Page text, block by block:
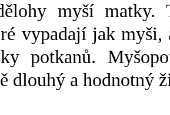
myší matky.
vypadají jak
potkanů.
dlouhý a hodnotný